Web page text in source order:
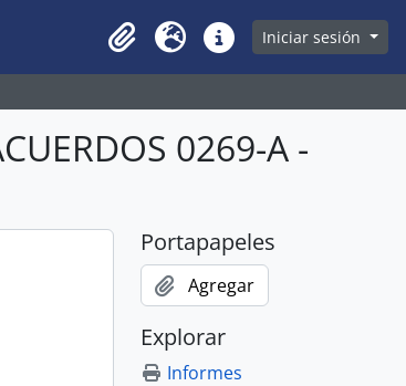
Clipboard
Idioma Enlaces rápidos
Iniciar sesión
0269-A -
Portapapeles
Agregar
Explorar
Informes